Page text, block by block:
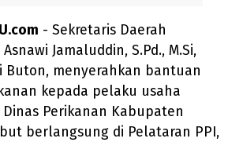
- Sekretaris Daerah
Jamaluddin, S.Pd., M.Si,
Buton, menyerahkan bantuan
kepada pelaku usaha
Perikanan Kabupaten
berlangsung di Pelataran PPI,